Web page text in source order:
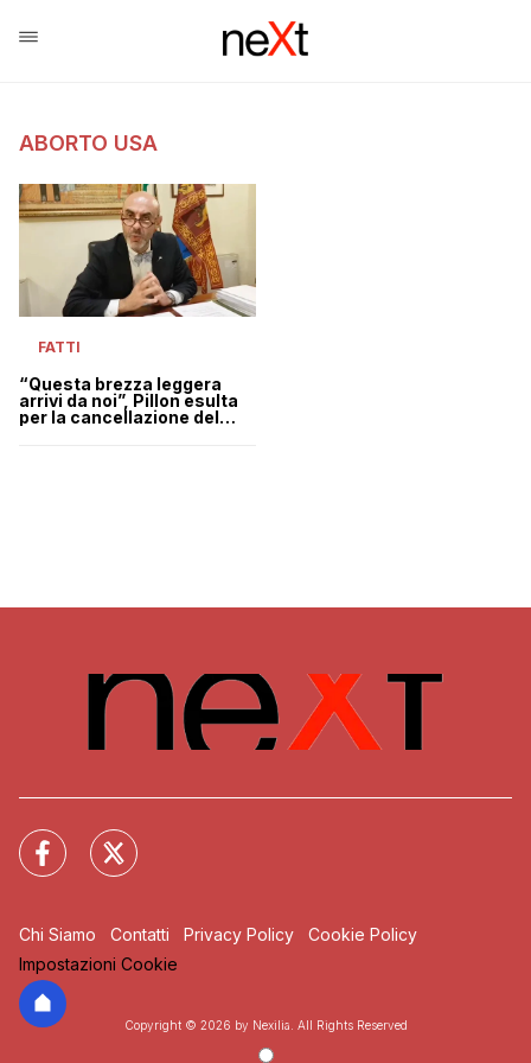
ABORTO USA
FATTI
“Questa brezza leggera
arrivi da noi”, Pillon esulta
per la cancellazione del
Chi Siamo Contatti Privacy Policy
Cookie Policy
Impostazioni Cookie
Copyright © 2026 by Nexilia. All Rights Reserved